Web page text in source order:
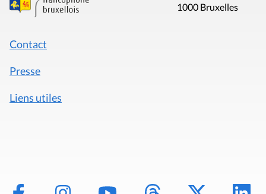
1000 Bruxelles
Contact
Presse
Liens utiles